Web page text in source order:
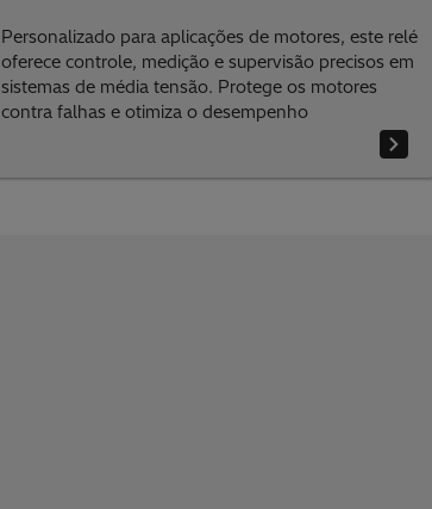
Personalizado para aplicações de motores, este relé
oferece controle, medição e supervisão precisos em
sistemas de média tensão. Protege os motores
contra falhas e otimiza o desempenho